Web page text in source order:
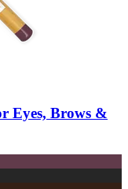
Eyes, Brows &